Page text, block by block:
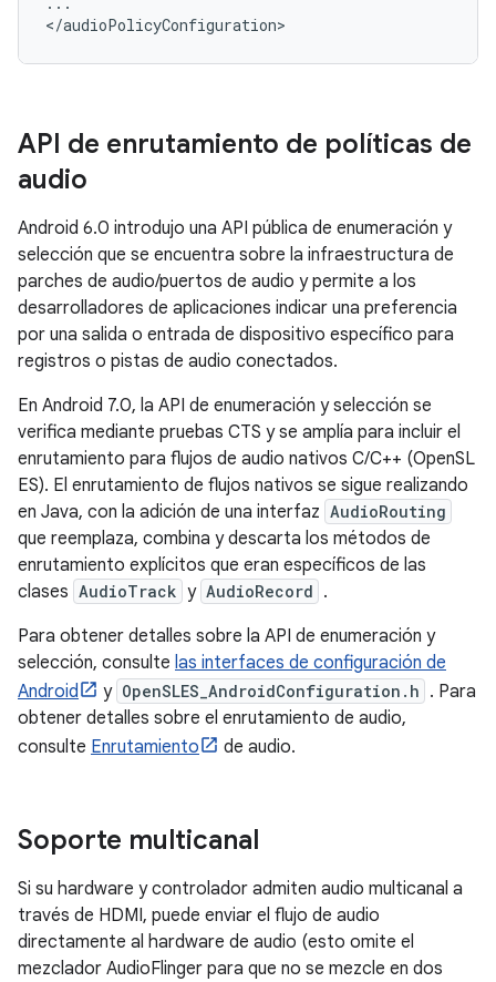
API de enrutamiento de políticas de
audio
Android 6.0 introdujo una API pública de enumeración y
selección que se encuentra sobre la infraestructura de
parches de audio/puertos de audio y permite a los
desarrolladores de aplicaciones indicar una preferencia
por una salida o entrada de dispositivo específico para
registros o pistas de audio conectados.
En Android 7.0, la API de enumeración y selección se
verifica mediante pruebas CTS y se amplía para incluir el
enrutamiento para flujos de audio nativos C/C++ (OpenSL
ES). El enrutamiento de flujos nativos se sigue realizando
en Java, con la adición de una interfaz AudioRouting
que reemplaza, combina y descarta los métodos de
enrutamiento explícitos que eran específicos de las
clases AudioTrack y AudioRecord .
Para obtener detalles sobre la API de enumeración y
selección, consulte las interfaces de configuración de
Android
y OpenSLES_AndroidConfiguration.h . Para
obtener detalles sobre el enrutamiento de audio,
consulte Enrutamiento de audio.
Soporte multicanal
Si su hardware y controlador admiten audio multicanal a
través de HDMI, puede enviar el flujo de audio
directamente al hardware de audio (esto omite el
mezclador AudioFlinger para que no se mezcle en dos